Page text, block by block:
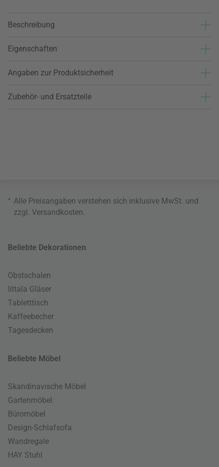
Beschreibung
Eigenschaften
Angaben zur Produktsicherheit
Zubehör- und Ersatzteile
* Alle Preisangaben verstehen sich inklusive MwSt. und
zzgl. Versandkosten
Beliebte Dekorationen
Obstschalen
Iittala Gläser
Tabletttisch
Kaffeebecher
Tagesdecken
Beliebte Möbel
Skandinavische Möbel
Gartenmöbel
Büromöbel
Design-Schlafsofa
Wandregale
HAY Stuhl